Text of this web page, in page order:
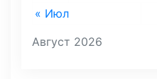
Август 2026
« Июл